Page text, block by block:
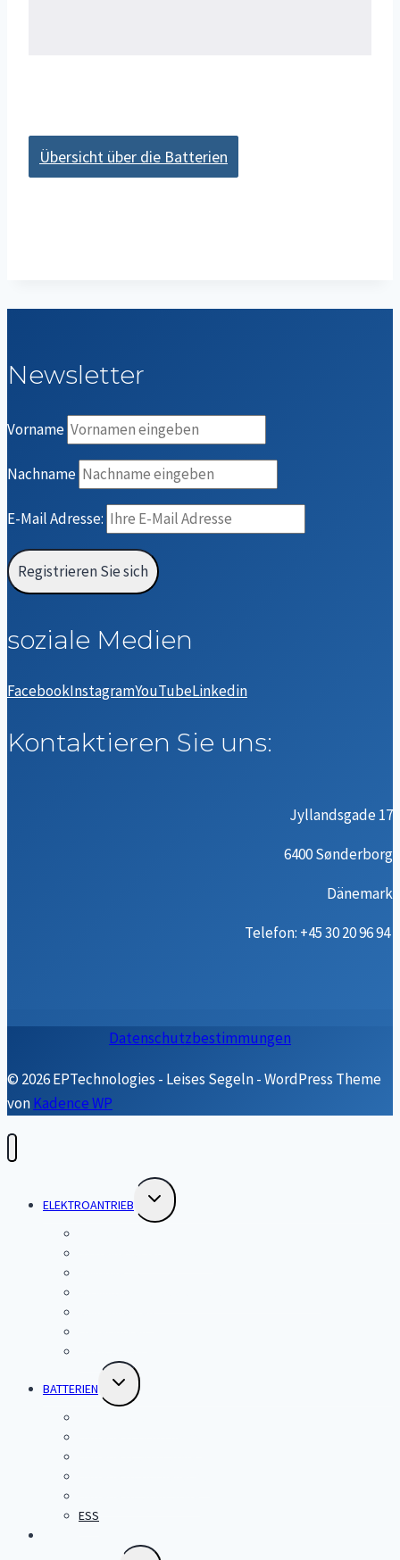
Übersicht über die Batterien
Newsletter
Vorname
Nachname
E-Mail Adresse:
soziale Medien
FacebookInstagramYouTubeLinkedin
Kontaktieren Sie uns:
Jyllandsgade 17
6400 Sønderborg
Dänemark
Telefon: +45 30 20 96 94
Datenschutzbestimmungen
© 2026 EPTechnologies - Leises Segeln - WordPress Theme
vonKadence WP
ELEKTROANTRIEB
Untermenü
umschalten
BATTERIEN
Untermenü
umschalten
ESS